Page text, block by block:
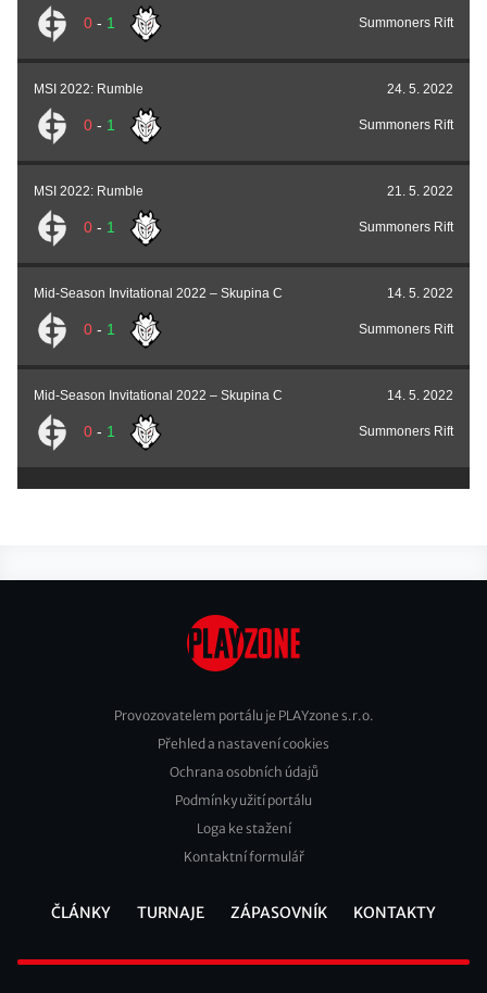
0- 1 Summoners Rift
MSI 2022: Rumble 24. 5. 2022
0- 1 Summoners Rift
MSI 2022: Rumble 21. 5. 2022
0- 1 Summoners Rift
Mid-Season Invitational 2022 – Skupina C 14. 5. 2022
0- 1 Summoners Rift
Mid-Season Invitational 2022 – Skupina C 14. 5. 2022
0- 1 Summoners Rift
Footer
Provozovatelem portálu je PLAYzone s.r.o.
Přehled a nastavení cookies
Ochrana osobních údajů
Podmínky užití portálu
Loga ke stažení
Kontaktní formulář
ČLÁNKY TURNAJE ZÁPASOVNÍK KONTAKTY